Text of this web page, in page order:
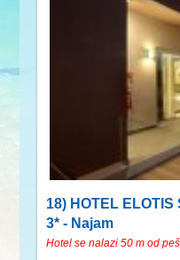
18) HOTEL ELOTIS
3* - Najam
Hotel se nalazi 50 m od